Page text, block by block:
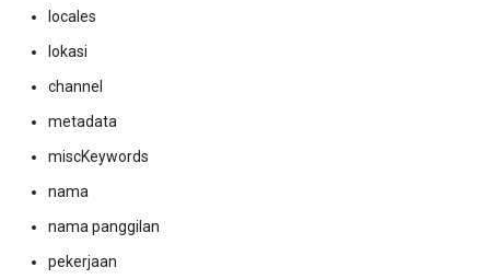
locales
lokasi
channel
metadata
miscKeywords
nama
nama panggilan
pekerjaan